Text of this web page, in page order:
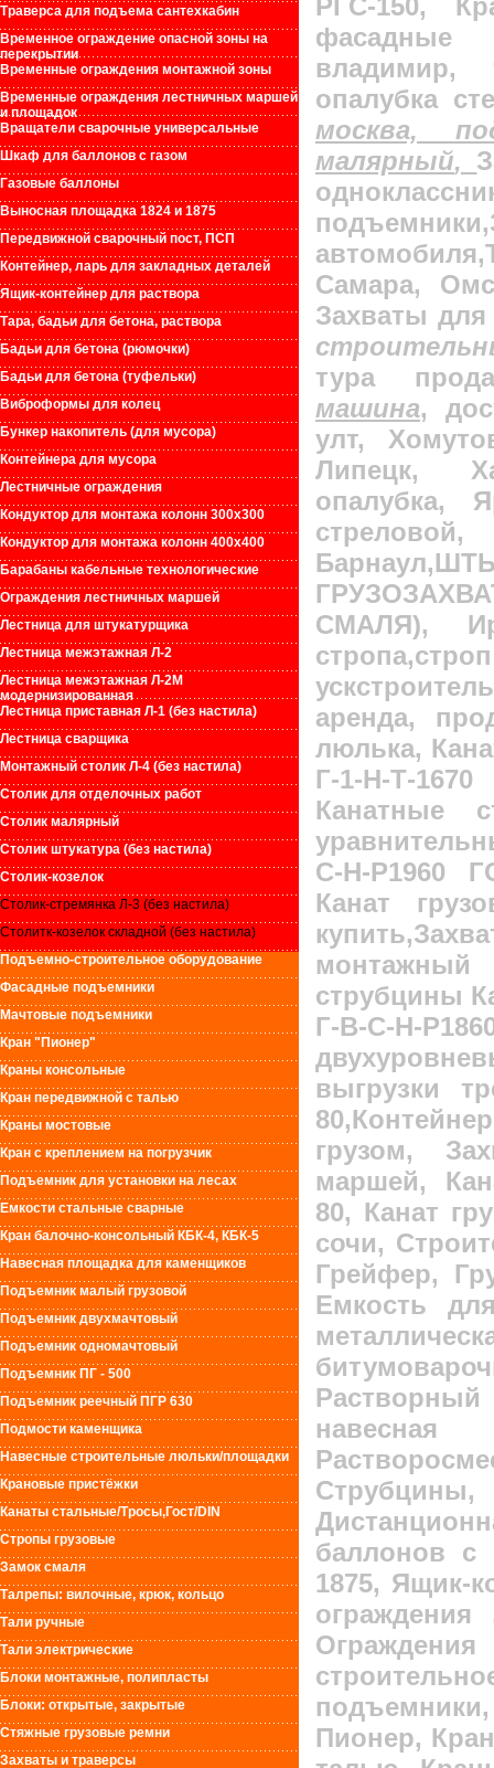
Траверса для подъема сантехкабин
Временное ограждение опасной зоны на
перекрытии
Временные ограждения монтажной зоны
Временные ограждения лестничных маршей
и площадок
Вращатели сварочные универсальные
Шкаф для баллонов с газом
Газовые баллоны
Выносная площадка 1824 и 1875
Передвижной сварочный пост, ПСП
Контейнер, ларь для закладных деталей
Ящик-контейнер для раствора
Тара, бадьи для бетона, раствора
Бадьи для бетона (рюмочки)
Бадьи для бетона (туфельки)
Виброформы для колец
Бункер накопитель (для мусора)
Контейнера для мусора
Лестничные ограждения
Кондуктор для монтажа колонн 300х300
Кондуктор для монтажа колонн 400х400
Барабаны кабельные технологические
Ограждения лестничных маршей
Лестница для штукатурщика
Лестница межэтажная Л-2
Лестница межэтажная Л-2М
модернизированная
Лестница приставная Л-1 (без настила)
Лестница сварщика
Монтажный столик Л-4 (без настила)
Столик для отделочных работ
Столик малярный
Столик штукатура (без настила)
Столик-козелок
Столик-стремянка Л-3 (без настила)
Столитк-козелок складной (без настила)
Подъемно-строительное оборудование
Фасадные подъемники
Мачтовые подъемники
Кран "Пионер"
Краны консольные
Кран передвижной с талью
Краны мостовые
Кран с креплением на погрузчик
Подъемник для установки на лесах
Емкости стальные сварные
Кран балочно-консольный КБК-4, КБК-5
Навесная площадка для каменщиков
Подъемник малый грузовой
Подъемник двухмачтовый
Подъемник одномачтовый
Подъемник ПГ - 500
Подъемник реечный ПГР 630
Подмости каменщика
Навесные строительные люльки/площадки
Крановые пристёжки
Канаты стальные/Тросы,Гост/DIN
Стропы грузовые
Замок смаля
Талрепы: вилочные, крюк, кольцо
Тали ручные
Тали электрические
Блоки монтажные, полипласты
Блоки: открытые, закрытые
Стяжные грузовые ремни
Захваты и траверсы
владимир,
опалубка
москва,
малярный,
Самара,
Захваты
тура
машина,
улт,
Липецк,
опалубка,
Барнаул,
СМАЛЯ),
аренда,
люлька,
Г-1-Н-Т-
Канатные
С-Н-Р1960
Канат
струбцины
Г-В-С-Н-
выгрузки
80
грузом,
маршей,
80, Канат
сочи,
Грейфер,
Емкость
баллонов с
1875, Ящик-
Пионер,